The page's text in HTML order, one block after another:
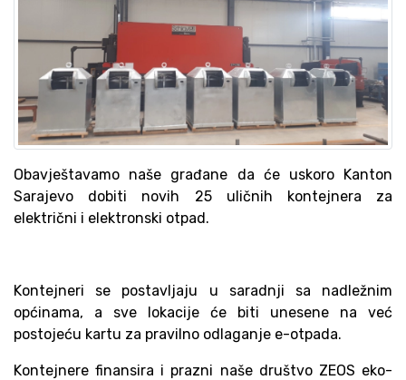
Obavještavamo naše građane da će uskoro Kanton
Sarajevo dobiti novih 25 uličnih kontejnera za
električni i elektronski otpad.
Kontejneri se postavljaju u saradnji sa nadležnim
općinama, a sve lokacije će biti unesene na već
postojeću kartu za pravilno odlaganje e-otpada.
Kontejnere finansira i prazni naše društvo ZEOS eko-